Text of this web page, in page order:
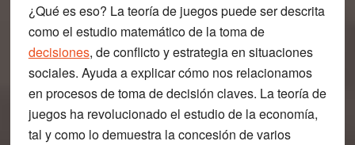
¿Qué es eso? La teoría de juegos puede ser descrita
como el estudio matemático de la toma de
decisiones, de conflicto y estrategia en situaciones
sociales. Ayuda a explicar cómo nos relacionamos
en procesos de toma de decisión claves. La teoría de
juegos ha revolucionado el estudio de la economía,
tal y como lo demuestra la concesión de varios